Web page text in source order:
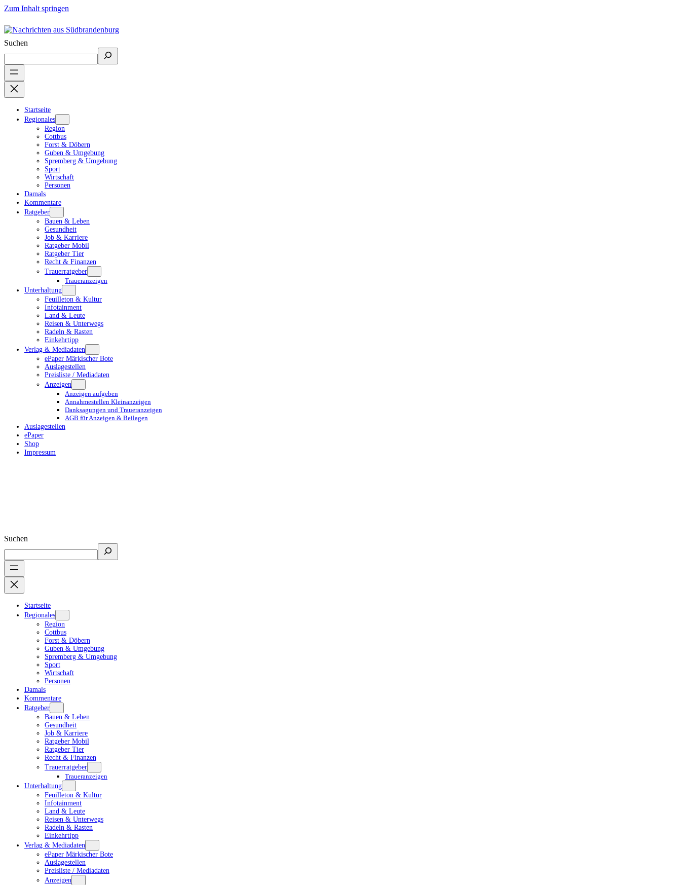
Zum Inhalt springen
Suchen
Startseite
Regionales
Region
Cottbus
Forst & Döbern
Guben & Umgebung
Spremberg & Umgebung
Sport
Wirtschaft
Personen
Damals
Kommentare
Ratgeber
Bauen & Leben
Gesundheit
Job & Karriere
Ratgeber Mobil
Ratgeber Tier
Recht & Finanzen
Trauerratgeber
Traueranzeigen
Unterhaltung
Feuilleton & Kultur
Infotainment
Land & Leute
Reisen & Unterwegs
Radeln & Rasten
Einkehrtipp
Verlag & Mediadaten
ePaper Märkischer Bote
Auslagestellen
Preisliste / Mediadaten
Anzeigen
Anzeigen aufgeben
Annahmestellen Kleinanzeigen
Danksagungen und Traueranzeigen
AGB für Anzeigen & Beilagen
Auslagestellen
ePaper
Shop
Impressum
Suchen
Startseite
Regionales
Region
Cottbus
Forst & Döbern
Guben & Umgebung
Spremberg & Umgebung
Sport
Wirtschaft
Personen
Damals
Kommentare
Ratgeber
Bauen & Leben
Gesundheit
Job & Karriere
Ratgeber Mobil
Ratgeber Tier
Recht & Finanzen
Trauerratgeber
Traueranzeigen
Unterhaltung
Feuilleton & Kultur
Infotainment
Land & Leute
Reisen & Unterwegs
Radeln & Rasten
Einkehrtipp
Verlag & Mediadaten
ePaper Märkischer Bote
Auslagestellen
Preisliste / Mediadaten
Anzeigen